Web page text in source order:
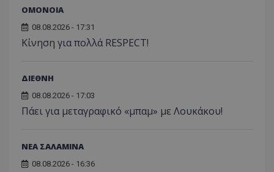
ΟΜΟΝΟΙΑ
08.08.2026 - 17:31
Κίνηση για πολλά RESPECT!
ΔΙΕΘΝΗ
08.08.2026 - 17:03
Πάει για μεταγραφικό «μπαμ» με Λουκάκου!
ΝΕΑ ΣΑΛΑΜΙΝΑ
08.08.2026 - 16:36